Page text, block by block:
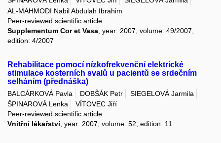
AL-MAHMODI Nabil Abdulah Ibrahim
Peer-reviewed scientific article
Supplementum Cor et Vasa , year: 2007, volume: 49/2007,
edition: 4/2007
Rehabilitace pomocí nízkofrekvenční elektrické
stimulace kosterních svalů u pacientů se srdečním
selháním (přednáška)
BALCÁRKOVÁ Pavla DOBŠÁK Petr
SIEGELOVÁ Jarmila
ŠPINAROVÁ Lenka
VÍTOVEC Jiří
Peer-reviewed scientific article
Vnitřní lékařství, year: 2007, volume: 52, edition: 11